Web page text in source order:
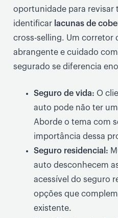
oportunidade para revisar
identificar lacunas de
cross-selling. Um corretor
abrangente e cuidado
segurado se diferencia
Seguro de vida: O
auto pode não ter
Aborde o tema com
importância dessa
Seguro residencial:
auto desconhecem
acessível do seguro
opções que
existente.